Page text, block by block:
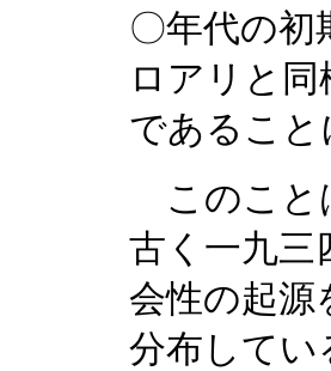
〇年代の
ロアリと
であるこ
このこと
古く一九三
会性の起源
分布してい